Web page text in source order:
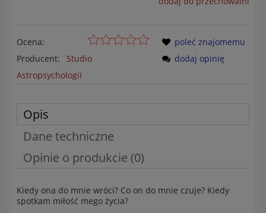
Ocena:
Producent:
Studio
Astropsychologii
poleć znajomemu
dodaj opinię
Opis
Dane techniczne
Opinie o produkcie (0)
Kiedy ona do mnie wróci? Co on do mnie czuje? Kiedy
spotkam miłość mego życia?